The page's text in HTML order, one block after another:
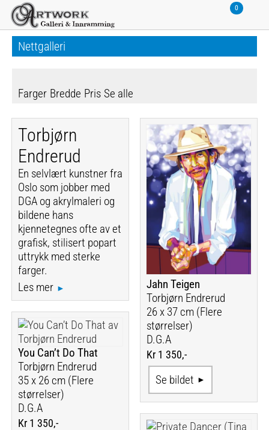
Nettgalleri
Farger Bredde Pris Se alle
Torbjørn
Endrerud
En selvlært kunstner fra
Oslo som jobber med
DGA og akrylmaleri og
bildene hans
kjennetegnes ofte av et
grafisk, stilisert popart
uttrykk med sterke
farger.
Les mer
Jahn Teigen
Torbjørn Endrerud
26 x 37 cm (Flere
størrelser)
D.G.A
Kr 1 350,-
Se bildet
You Can’t Do That
Torbjørn Endrerud
35 x 26 cm (Flere
størrelser)
D.G.A
Kr 1 350,-